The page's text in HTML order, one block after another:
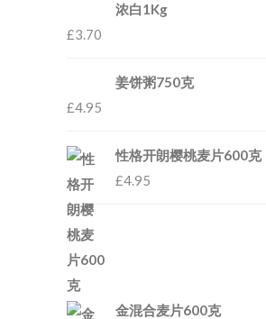
浓白1Kg
£3.70
姜饼粥750克
£4.95
性格开朗樱桃麦片600克
£4.95
金混合麦片600克